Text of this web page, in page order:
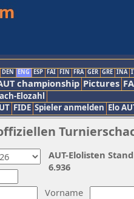
DEN ENG ESP FAI FIN FRA GER GRE INA
championship Pictures
Elozahl
FIDE Spieler anmelden Elo
Vorname
AUT-Elolisten
6.936